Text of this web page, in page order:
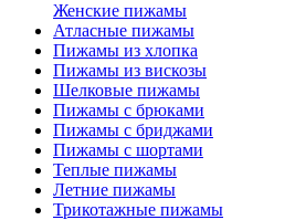
Женские пижамы
Атласные пижамы
Пижамы из хлопка
Пижамы из вискозы
Шелковые пижамы
Пижамы с брюками
Пижамы с бриджами
Пижамы с шортами
Теплые пижамы
Летние пижамы
Трикотажные пижамы